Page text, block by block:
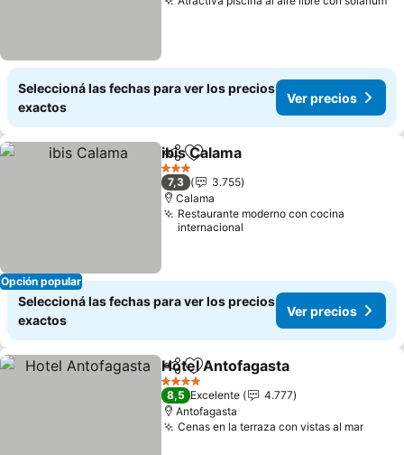
Seleccioná las fechas para ver los precios
exactos
Ver precios
Opción popular
CompartirAñadir a favoritos
ibis Calama
3 Estrellas
7,3
3.755
Calama
Restaurante moderno con cocina
internacional
Seleccioná las fechas para ver los precios
exactos
Ver precios
CompartirAñadir a favoritos
Hotel Antofagasta
4 Estrellas
8,5 Excelente
4.777
Antofagasta
Cenas en la terraza con vistas al marVer